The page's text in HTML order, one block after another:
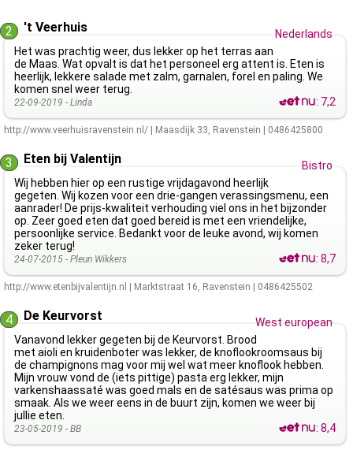
2 't Veerhuis
Nederlands
Het was prachtig weer, dus lekker op het terras aan
de Maas. Wat opvalt is dat het personeel erg attent is. Eten is
heerlijk, lekkere salade met zalm, garnalen, forel en paling. We
komen snel weer terug.
22-09-2019 - Linda : 7,2
http://www.veerhuisravenstein.nl/ Maasdijk 33, Ravenstein 0486425800
3 Eten bij Valentijn
Bistro
Wij hebben hier op een rustige vrijdagavond heerlijk
gegeten. Wij kozen voor een drie-gangen verassingsmenu, een
aanrader! De prijs-kwaliteit verhouding viel ons in het bijzonder
op. Zeer goed eten dat goed bereid is met een vriendelijke,
persoonlijke service. Bedankt voor de leuke avond, wij komen
zeker terug!
24-07-2015 - Pleun Wikkers :8,7
http://www.etenbijvalentijn.nl Marktstraat 16, Ravenstein 0486425502
4 De Keurvorst
West european
Vanavond lekker gegeten bij de Keurvorst. Brood
met aioli en kruidenboter was lekker, de knoflookroomsaus bij
de champignons mag voor mij wel wat meer knoflook hebben.
Mijn vrouw vond de (iets pittige) pasta erg lekker, mijn
varkenshaassaté was goed mals en de satésaus was prima op
smaak. Als we weer eens in de buurt zijn, komen we weer bij
jullie eten.
23-05-2019 - BB :8,4